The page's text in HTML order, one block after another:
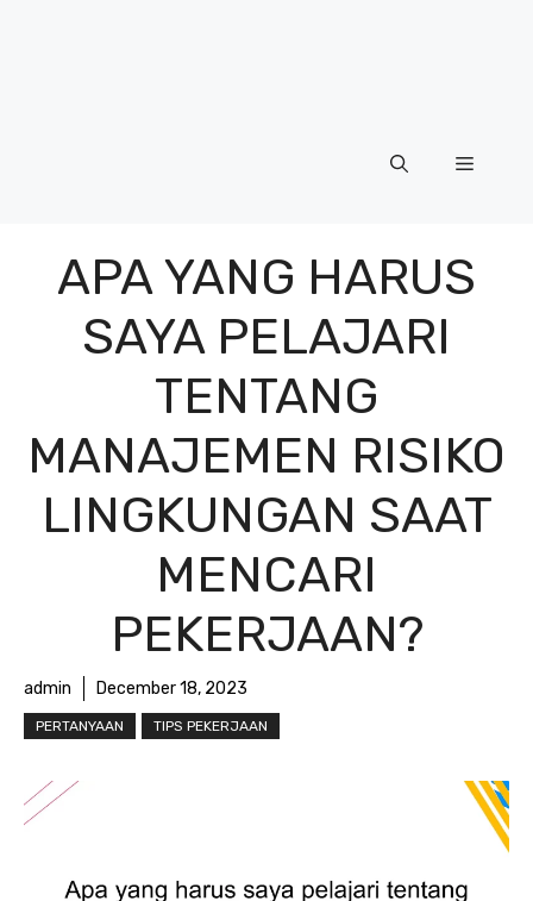
Menu
APA YANG HARUS
SAYA PELAJARI
TENTANG
MANAJEMEN RISIKO
LINGKUNGAN SAAT
MENCARI
PEKERJAAN?
admin December 18, 2023
PERTANYAAN TIPS PEKERJAAN